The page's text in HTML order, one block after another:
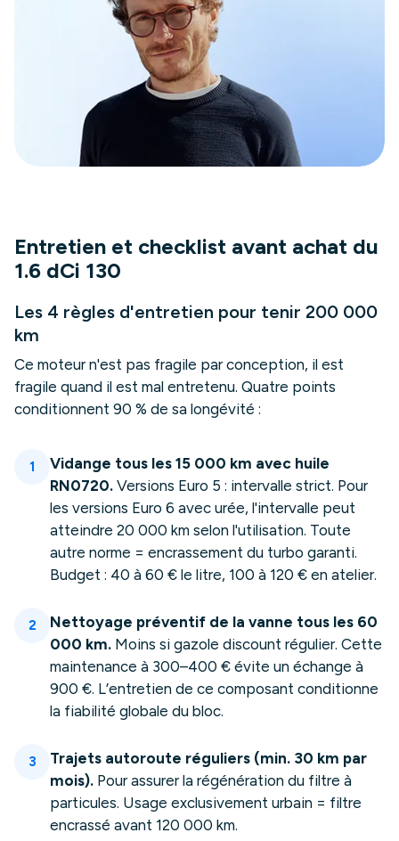
Entretien et checklist avant achat du
1.6 dCi 130
Les 4 règles d'entretien pour tenir 200 000
km
Ce moteur n'est pas fragile par conception, il est
fragile quand il est mal entretenu. Quatre points
conditionnent 90 % de sa longévité :
1
Vidange tous les 15 000 km avec huile
RN0720. Versions Euro 5 : intervalle strict. Pour
les versions Euro 6 avec urée, l'intervalle peut
atteindre 20 000 km selon l'utilisation. Toute
autre norme = encrassement du turbo garanti.
Budget : 40 à 60 € le litre, 100 à 120 € en atelier.
2
Nettoyage préventif de la vanne tous les 60
000 km. Moins si gazole discount régulier. Cette
maintenance à 300–400 € évite un échange à
900 €. L’entretien de ce composant conditionne
la fiabilité globale du bloc.
3
Trajets autoroute réguliers (min. 30 km par
mois). Pour assurer la régénération du filtre à
particules. Usage exclusivement urbain = filtre
encrassé avant 120 000 km.